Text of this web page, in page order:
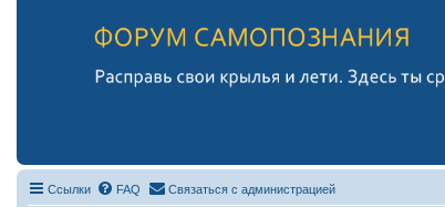
Ссылки FAQ Связаться с администрацией